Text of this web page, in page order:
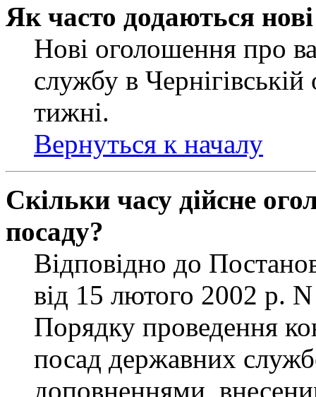
Як часто додаються
Нові оголошення про
службу в
тижні.
Вернуться к началу
Скільки часу дійсне
посаду?
Відповідно до
від 15 лютого 2002 р.
Порядку проведення
посад державних
доповненнями,